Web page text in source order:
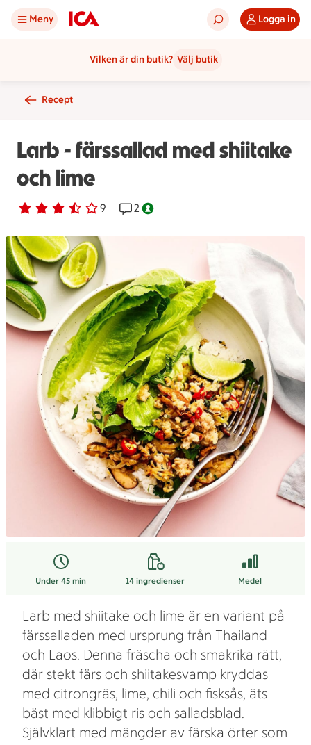
Meny Logga in
Vilken är din butik? Välj butik
Recept
Larb - färssallad med shiitake
och lime
Betyg 3.2 av 5. 9
9 personer har röstatReceptet har 2 kommentarer
2 Nyckelhålsmärkt.
Under 45 min 14ingredienser Medel
Larb med shiitake och lime är en variant på
färssalladen med ursprung från Thailand
och Laos. Denna fräscha och smakrika rätt,
där stekt färs och shiitakesvamp kryddas
med citrongräs, lime, chili och fisksås, äts
bäst med klibbigt ris och salladsblad.
Självklart med mängder av färska örter som